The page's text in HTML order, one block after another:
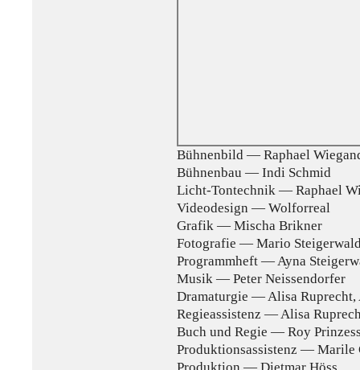
Bühnenbild — Raphael
Bühnenbau — Indi Schmid
Licht-Tontechnik — Raphael
Videodesign — Wolforreal
Grafik — Mischa Brikner
Fotografie — Mario
Programmheft — Ayna
Musik — Peter Neissendorfer
Dramaturgie — Alisa Ruprecht,
Regieassistenz — Alisa
Buch und Regie — Roy
Produktionsassistenz — Marile